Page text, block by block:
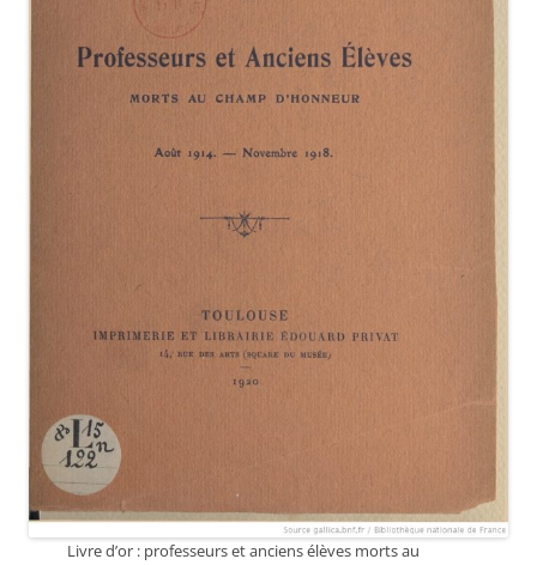
Livre d’or : professeurs et anciens élèves morts au